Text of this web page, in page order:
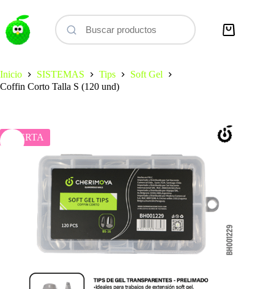
contenido
Carro
Inicio
SISTEMAS Tips
Soft Gel
Coffin Corto Talla S (120 und)
OFERTA